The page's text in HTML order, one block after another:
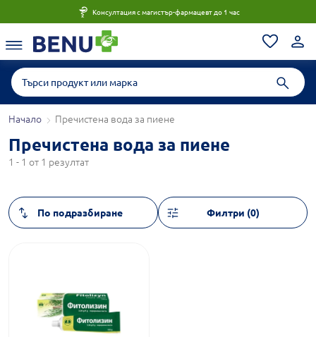
Консултация с магистър-фармацевт до 1 час
Начало Пречистена вода за пиене
Пречистена вода за пиене
1 - 1 от 1 резултат
Филтри (0)